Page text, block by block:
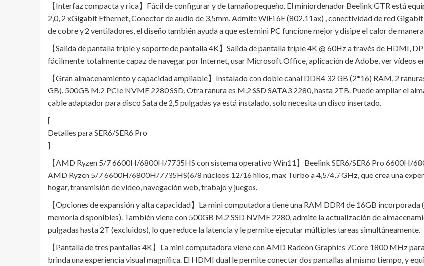
【Interfaz compacta y rica】Fácil de configurar y de tamaño pequeño. El miniordenador Beelink GTR está
2,0, 2 xGigabit Ethernet, Conector de audio de 3,5mm. Admite WiFi 6E (802.11ax) , conectividad de red
de cobre y 2 ventiladores, el diseño también ayuda a que este mini PC funcione mejor y disipe el calor de
【Salida de pantalla triple y soporte de pantalla 4K】Salida de pantalla triple 4K @ 60Hz a través de HDMI,
fácilmente, totalmente capaz de navegar por Internet, usar Microsoft Office, aplicación de Adobe, ver vídeos
【Gran almacenamiento y capacidad ampliable】Instalado con doble canal DDR4 32 GB (2*16) RAM, 2
GB). 500GB M.2 PCIe NVME 2280 SSD. Otra ranura es M.2 SSD SATA3 2280, hasta 2TB. Puede ampliar el
cable adaptador para disco Sata de 2,5 pulgadas ya está instalado, solo necesita un disco insertado.
[
Detalles para SER6/SER6 Pro
]
【AMD Ryzen 5/7 6600H/6800H/7735HS con sistema operativo Win11】Beelink SER6/SER6 Pro 6600H/
AMD Ryzen 5/7 6600H/6800H/7735HS(6/8 núcleos 12/16 hilos, max Turbo a 4,5/4,7 GHz, que crea una
hogar, transmisión de video, navegación web, trabajo y juegos.
【Opciones de expansión y alta capacidad】La mini computadora tiene una RAM DDR4 de 16GB
memoria disponibles). También viene con 500GB M.2 SSD NVME 2280, admite la actualización de
pulgadas hasta 2T (excluidos), lo que reduce la latencia y le permite ejecutar múltiples tareas simultáneamente.
【Pantalla de tres pantallas 4K】La mini computadora viene con AMD Radeon Graphics 7Core 1800 MHz
brinda una experiencia visual magnífica. El HDMI dual le permite conectar dos pantallas al mismo tiempo, y